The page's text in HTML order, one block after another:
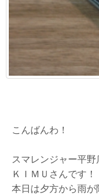
こんばんわ！
スマレンジャー平
ＫＩＭＵさんです！
本日は夕方から雨